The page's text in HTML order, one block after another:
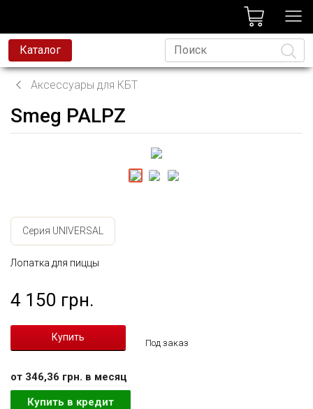
Каталог
Аксессуары для КБТ
Smeg PALPZ
Серия UNIVERSAL
Лопатка для пиццы
4 150 грн.
Под заказ
от 346,36 грн. в месяц
Купить в кредит